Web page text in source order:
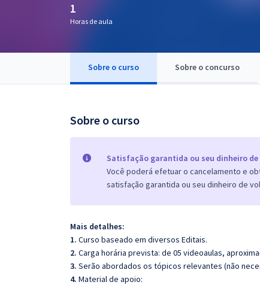
Questões grátis
1
Horas de aula
Sobre o curso Sobre o concurso
Sobre o curso
Satisfação garantida ou seu dinheiro
Você poderá efetuar o cancelamento e
satisfação garantida ou seu dinheiro de
Mais detalhes:
1. Curso baseado em diversos Editais.
2. Carga horária prevista: de 05 videoaulas,
3. Serão abordados os tópicos relevantes (não
4. Material de apoio: